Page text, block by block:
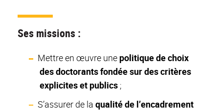
Ses missions :
Mettre en œuvre une politique de choix
des doctorants fondée sur des critères
explicites et publics ;
S’assurer de la qualité de l’encadrement